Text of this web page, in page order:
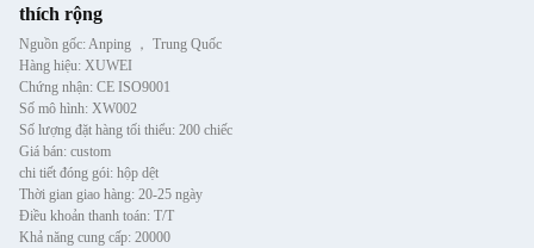
thích rộng
Nguồn gốc: Anping ， Trung Quốc
Hàng hiệu: XUWEI
Chứng nhận: CE ISO9001
Số mô hình: XW002
Số lượng đặt hàng tối thiểu: 200 chiếc
Giá bán: custom
chi tiết đóng gói: hộp dệt
Thời gian giao hàng: 20-25 ngày
Điều khoản thanh toán: T/T
Khả năng cung cấp: 20000